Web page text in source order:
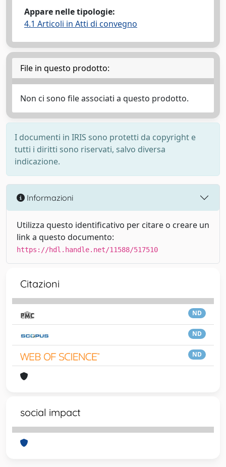
Appare nelle tipologie:
4.1 Articoli in Atti di convegno
File in questo prodotto:
Non ci sono file associati a questo prodotto.
I documenti in IRIS sono protetti da copyright e
tutti i diritti sono riservati, salvo diversa
indicazione.
Informazioni
Utilizza questo identificativo per citare o creare un
link a questo documento:
https://hdl.handle.net/11588/517510
Citazioni
ND
ND
ND
social impact